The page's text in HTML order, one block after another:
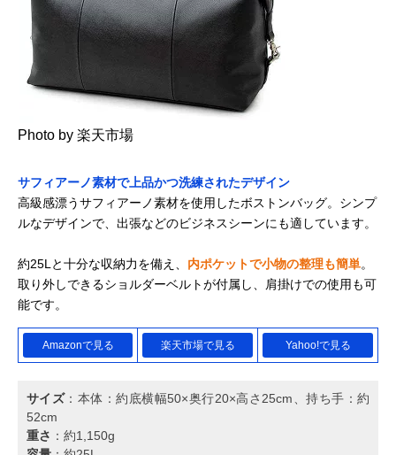
Photo by 楽天市場
サフィアーノ素材で上品かつ洗練されたデザイン
高級感漂うサフィアーノ素材を使用したボストンバッグ。シンプ
ルなデザインで、出張などのビジネスシーンにも適しています。
約25Lと十分な収納力を備え、 内ポケットで小物の整理も簡単。
取り外しできるショルダーベルトが付属し、肩掛けでの使用も可
能です。
Amazonで見る 楽天市場で見る Yahoo!で見る
サイズ：本体：約底横幅50×奥行20×高さ25cm、持ち手：約
52cm
重さ ：約1,150g